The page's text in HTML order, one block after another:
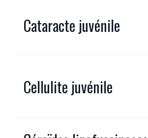
Cataracte juvénile
Cellulite juvénile